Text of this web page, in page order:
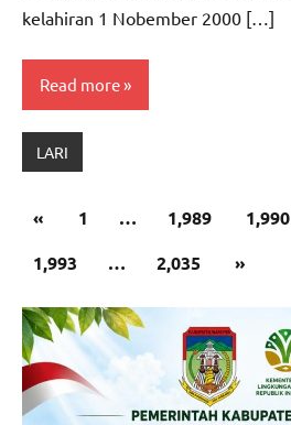
kelahiran 1 Nobember 2000 […]
Read more
LARI
Paginasi
pos
«Previous
1 … 1,989 1,990
1,993
… 2,035
Next
»